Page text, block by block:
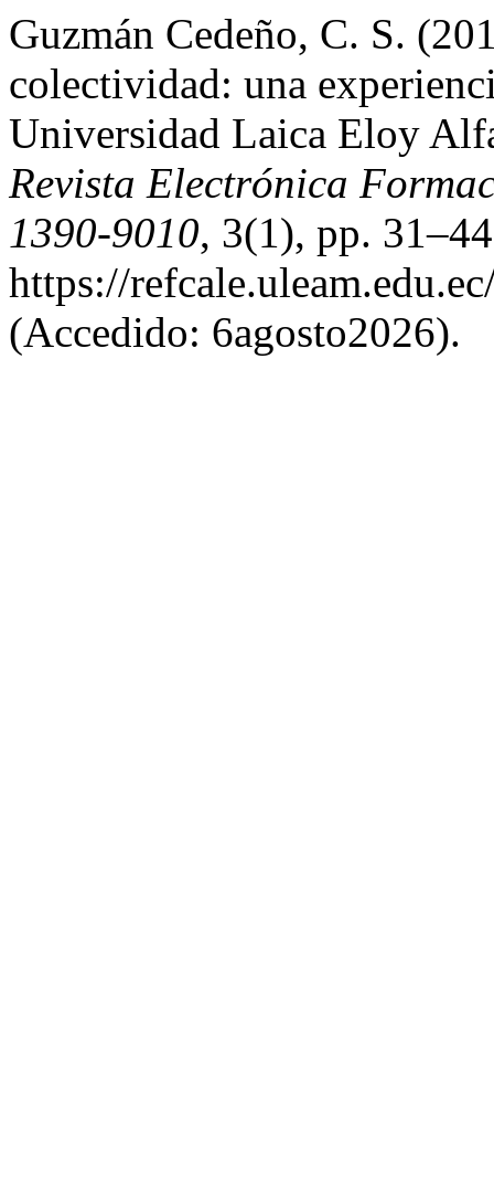
Guzmán Cedeño, C. S.
colectividad: una
Universidad Laica Eloy
Revista Electrónica
1390-9010, 3(1), pp.
https://
(Accedido: 6agosto2026).